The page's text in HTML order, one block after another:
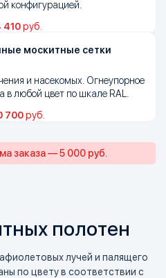
конфигурацией.
410руб.
москитные сетки
и насекомых. Огнеупорное
в любой цвет по шкале RAL.
700руб.
заказа —5 000 руб.
полотен
лучей и палящего
по цвету в соответствии с